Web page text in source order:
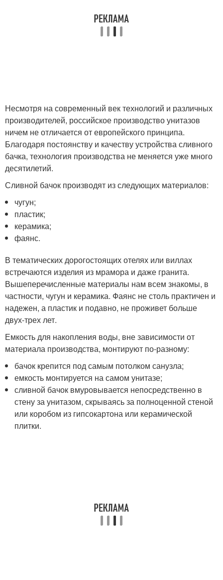
Несмотря на современный век технологий и различных
производителей, российское производство унитазов
ничем не отличается от европейского принципа.
Благодаря постоянству и качеству устройства сливного
бачка, технология производства не меняется уже много
десятилетий.
Сливной бачок производят из следующих материалов:
чугун;
пластик;
керамика;
фаянс.
В тематических дорогостоящих отелях или виллах
встречаются изделия из мрамора и даже гранита.
Вышеперечисленные материалы нам всем знакомы, в
частности, чугун и керамика. Фаянс не столь практичен и
надежен, а пластик и подавно, не проживет больше
двух-трех лет.
Емкость для накопления воды, вне зависимости от
материала производства, монтируют по-разному:
бачок крепится под самым потолком санузла;
емкость монтируется на самом унитазе;
сливной бачок вмуровывается непосредственно в
стену за унитазом, скрываясь за полноценной стеной
или коробом из гипсокартона или керамической
плитки.